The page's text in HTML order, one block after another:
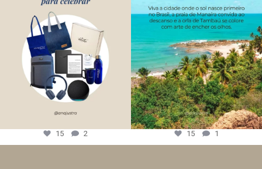
15 2 15 1